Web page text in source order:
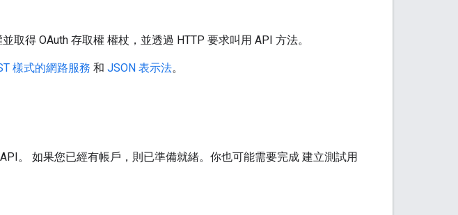
取得 OAuth 存取權 權杖，並透過 HTTP 要求叫用 API 方法。
樣式的網路服務 和 JSON 表示法。
API。 如果您已經有帳戶，則已準備就緒。你也可能需要完成 建立測試用